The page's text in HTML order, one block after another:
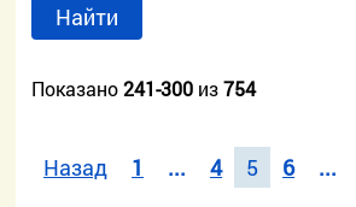
Найти
Показано241-300 из754
Назад 1 ... 4 5 6 ...